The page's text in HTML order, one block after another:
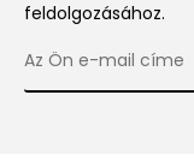
feldolgozásához.